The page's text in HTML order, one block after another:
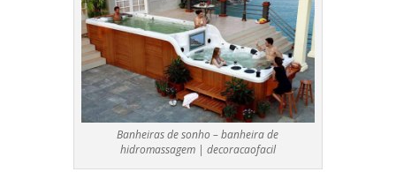
Banheiras de sonho – banheira de
hidromassagem | decoracaofacil